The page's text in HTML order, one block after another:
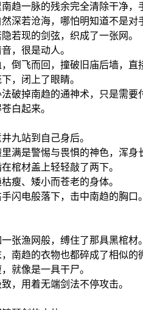
趋一脉的残余完全清除干净，
深若沧海，哪怕明知道不是对
若现的剑弦，织成了一张网。
，很是动人。
倒飞而回，撞破旧庙后墙，直
，闭上了眼睛。
破掉南趋的通神术，只是需要
白起来。
九站到自己身后。
满是警惕与畏惧的神色，浑身
棺材盖上轻轻敲了两下。
瘦、矮小而苍老的身体。
闪电般落下，击中南趋的胸口。
张渔网般，缚住了那具黑棺材。
南趋的衣物也都碎成了相似的
就像是一具干尸。
，用着无端剑法不停攻击。